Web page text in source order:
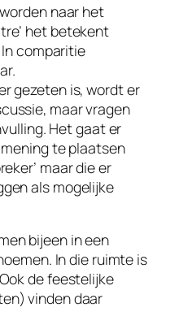
naar het
het betekent
In comparitie
gezeten is, wordt er
maar vragen
Het gaat er
te plaatsen
maar die er
als mogelijke
bijeen in een
In die ruimte is
de feestelijke
vinden daar